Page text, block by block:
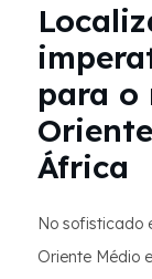
para o
África
No sofisticado
Oriente Médio